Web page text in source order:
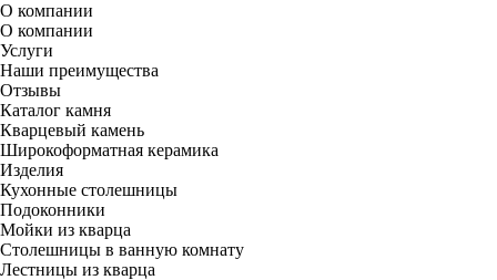
О компании
О компании
Услуги
Наши преимущества
Отзывы
Каталог камня
Кварцевый камень
Широкоформатная керамика
Изделия
Кухонные столешницы
Подоконники
Мойки из кварца
Столешницы в ванную комнату
Лестницы из кварца